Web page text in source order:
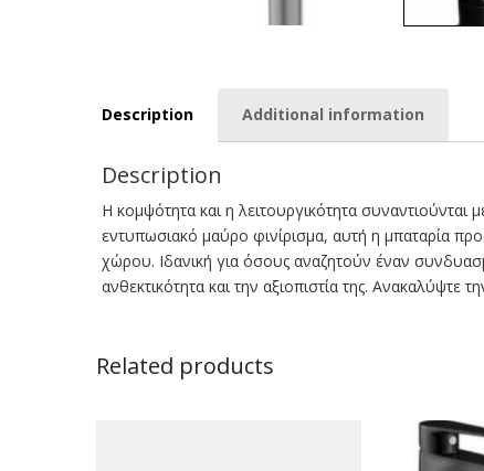
Description Additional information
Description
Η κομψότητα και η λειτουργικότητα
εντυπωσιακό μαύρο φινίρισμα, αυτή η μπαταρία
χώρου. Ιδανική για όσους αναζητούν έναν
ανθεκτικότητα και την αξιοπιστία της. Ανακαλύψτε
Related products